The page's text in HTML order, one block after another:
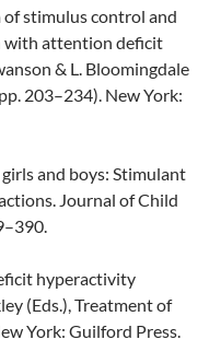
of stimulus control and
with attention deficit
& L. Bloomingdale
203–234). New York:
and boys: Stimulant
Journal of Child
hyperactivity
(Eds.), Treatment of
York: Guilford Press.